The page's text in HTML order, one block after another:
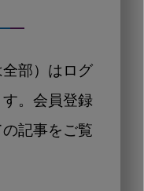
部）はログ
。会員登録
記事をご覧